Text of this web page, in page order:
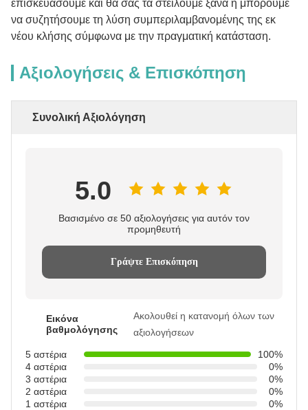
επισκευάσουμε και θα σας τα στείλουμε ξανά ή μπορούμε
να συζητήσουμε τη λύση συμπεριλαμβανομένης της εκ
νέου κλήσης σύμφωνα με την πραγματική κατάσταση.
Αξιολογήσεις & Επισκόπηση
Συνολική Αξιολόγηση
5.0
Βασισμένο σε 50 αξιολογήσεις για αυτόν τον
προμηθευτή
Γράψτε Επισκόπηση
Εικόνα
βαθμολόγησης
Ακολουθεί η κατανομή όλων των
αξιολογήσεων
5 αστέρια
100%
4 αστέρια
0%
3 αστέρια
0%
2 αστέρια
0%
1 αστέρια
0%